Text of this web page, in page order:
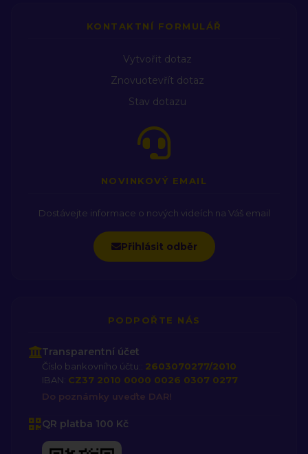
KONTAKTNÍ FORMULÁŘ
Vytvořit dotaz
Znovuotevřít dotaz
Stav dotazu
NOVINKOVÝ EMAIL
Dostávejte informace o nových videích na Váš email
Přihlásit odběr
PODPOŘTE NÁS
Transparentní účet
Číslo bankovního účtu:: 2603070277/2010
IBAN: CZ37 2010 0000 0026 0307 0277
Do poznámky uveďte DAR!
QR platba 100 Kč